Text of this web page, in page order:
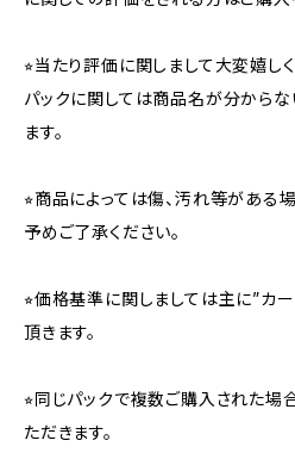
⭐︎当たり評価に関しまして大変嬉し
パックに関しては商品名が分からな
ます。
⭐︎商品によっては傷、汚れ等がある
予めご了承ください。
⭐︎価格基準に関しましては主に”カ
頂きます。
⭐︎同じパックで複数ご購入された
ただきます。